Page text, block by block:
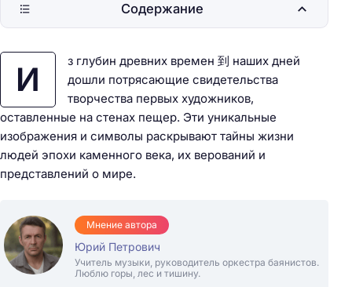
И
з глубин древних времен 到 наших дней
дошли потрясающие свидетельства
творчества первых художников,
оставленные на стенах пещер. Эти уникальные
изображения и символы раскрывают тайны жизни
людей эпохи каменного века, их верований и
представлений о мире.
Мнение автора
Юрий Петрович
Учитель музыки, руководитель оркестра баянистов.
Люблю горы, лес и тишину.
Содержание